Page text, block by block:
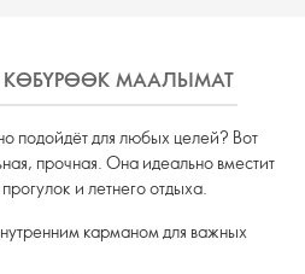
КӨБҮРӨӨК МААЛЫМАТ
подойдёт для любых целей? Вот
прочная. Она идеально вместит
и летнего отдыха.
карманом для важных